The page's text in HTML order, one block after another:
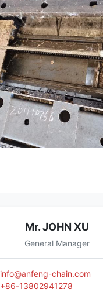
Mr. JOHN XU
General Manager
info@anfeng-chain.com
+86-13802941278